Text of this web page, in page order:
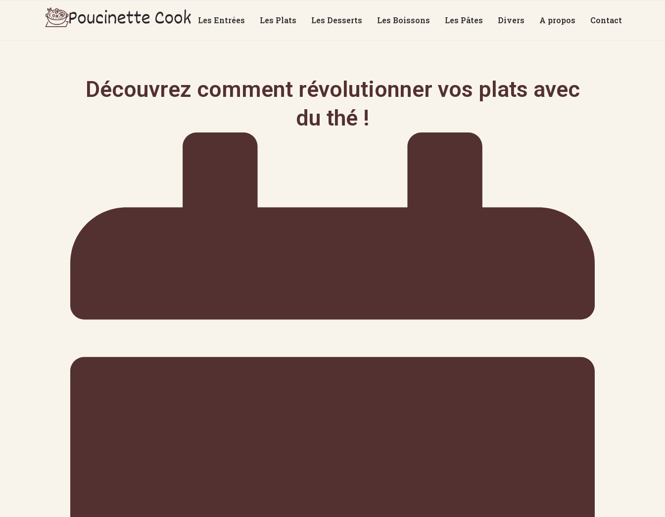
Les Entrées Les Plats Les Desserts Les Boissons Les Pâtes Divers A propos Contact
Découvrez comment révolutionner vos plats avec
du thé !